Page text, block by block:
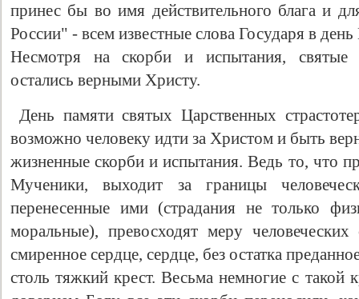
принес бы во имя действительного блага и
России" - всем известные слова Государя в
Несмотря на скорби и испытания, святые
остались верными Христу.
День памяти святых Царственных
возможно человеку идти за Христом и быть
жизненные скорби и испытания. Ведь то, что
Мученики, выходит за границы
перенесенные ими (страдания не только
моральные), превосходят меру
смиренное сердце, сердце, без остатка
столь тяжкий крест. Весьма немногие с такой